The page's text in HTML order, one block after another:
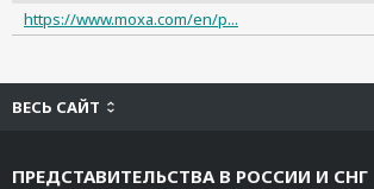
https://www.moxa.com/en/p...
ВЕСЬ САЙТ
ПРЕДСТАВИТЕЛЬСТВА В РОССИИ И СНГ